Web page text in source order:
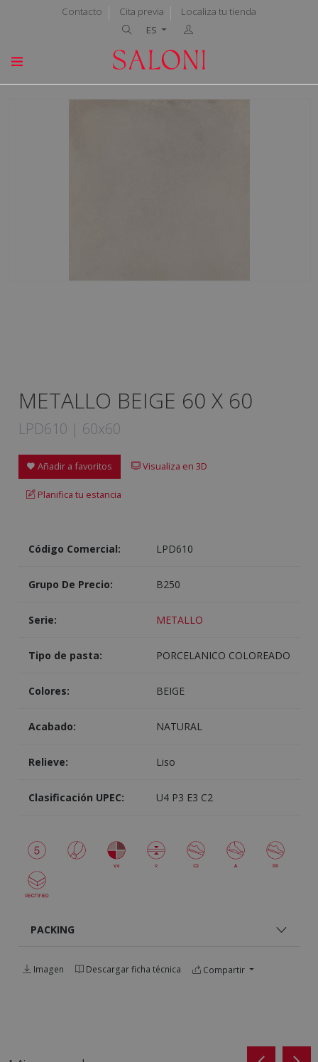
Contacto Cita previa
Localiza tu tienda
ES
METALLO BEIGE 60 X 60
LPD610 | 60x60
Añadir a favoritos Visualiza en 3D
Planifica tu estancia
Código Comercial: LPD610
Grupo De Precio: B250
Serie: METALLO
Tipo de pasta: PORCELANICO COLOREADO
Colores: BEIGE
Acabado: NATURAL
Relieve: Liso
Clasificación UPEC: U4 P3 E3 C2
PACKING
Imagen Descargar ficha técnica Compartir